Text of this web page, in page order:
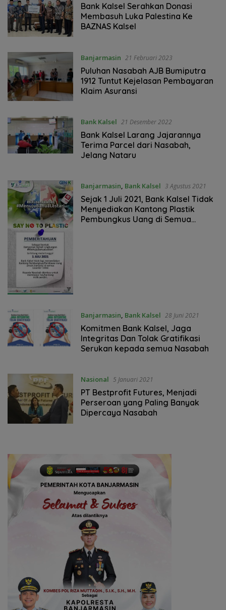
Bank Kalsel Serahkan Donasi
Membasuh Luka Palestina Ke
BAZNAS Kalsel
Banjarmasin 21 Februari 2023
Puluhan Nasabah AJB Bumiputra
1912 Tuntut Kejelasan Pembayaran
Klaim Asuransi
Bank Kalsel 21 Desember 2022
Bank Kalsel Larang Jajarannya
Terima Parcel dari Nasabah,
Jelang Nataru
Banjarmasin, Bank Kalsel 3 Agustus 2021
Sejak 1 Juli 2021, Bank Kalsel Tidak
Menyediakan Kantong Plastik
Pembungkus Uang di Semua
Banjarmasin, Bank Kalsel 28 Juni 2021
Komitmen Bank Kalsel, Jaga
Integritas Dan Tolak Gratifikasi
Serukan kepada semua Nasabah
Nasional 5 Januari 2021
PT Bestprofit Futures, Menjadi
Perseroan yang Paling Banyak
Dipercaya Nasabah